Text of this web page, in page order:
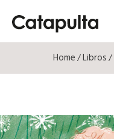
Home/Libros/